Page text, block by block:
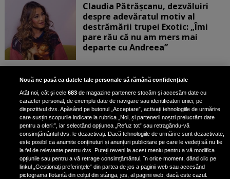
Claudia Pătrășcanu, dezvăluiri
despre adevăratul motiv al
destrămării trupei Exotic: „Îmi
pare rău că nu am mers mai
departe cu Andreea”
Scene incredibile! Ilinca Vandici a
pus mâna pe aparatul de
fotografiat al unui paparazzo și i l-
a aruncat la gunoi: „S-a dus la
poliție. Nu mai aveam aer”
Oana Moșneagu, mărturisiri
despre începutul relației cu Vlad
Gherman: „Eu am fost îngrozită de
Nouă ne pasă ca datele tale personale să rămână confidențiale
Atât noi, cât și cele683 de magazine partenere stocăm și accesăm date cu
caracter personal, de exemplu date de navigare sau identificatori unici, pe
dispozitivul dvs. Apăsând pe butonul „Acceptare”, activați tehnologiile de urmărire
care susțin scopurile indicate la rubrica „Noi, și partenerii noștri prelucrăm date
pentru a oferi:”, iar selectând opțiunea „Refuz tot” sau retragându-vă
consimțământul dvs. le dezactivați. Dacă tehnologiile de urmărire sunt dezactivate,
este posibil ca anumite conținuturi și anunțuri publicitare pe care le vedeți să nu fie
la fel de relevante pentru dvs. Puteți reveni la acest meniu pentru a vă modifica
opțiunile sau pentru a vă retrage consimțământul, în orice moment, dând clic pe
linkul „Gestionați preferințele” din partea de jos a paginii web sau accesând
pictograma flotantă din colțul din stânga, jos, al paginii web, dacă este cazul.